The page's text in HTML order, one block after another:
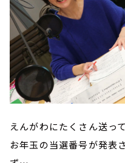
えんがわにたくさん送っ
お年玉の当選番号が発表